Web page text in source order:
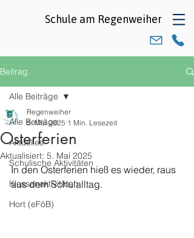
Schule am Regenweiher
Beitrag
Alle Beiträge
Aktuelles
Schulische Aktivitäten
Klassenaktivitäten
Hort (eFöB)
Alle Beiträge
Osterferien
Regenweiher
5. Mai 2025 1 Min. Lesezeit
Aktualisiert: 5. Mai 2025
In den Osterferien hieß es wieder, raus
aus dem Schulalltag.